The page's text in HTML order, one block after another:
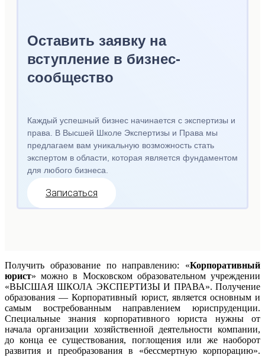
Оставить заявку на
вступление в бизнес-
сообщество
Каждый успешный бизнес начинается с экспертизы и
права. В Высшей Школе Экспертизы и Права мы
предлагаем вам уникальную возможность стать
экспертом в области, которая является фундаментом
для любого бизнеса.
Записаться
Получить образование по направлению: «Корпоративный
юрист» можно в Московском образовательном учреждении
«ВЫСШАЯ ШКОЛА ЭКСПЕРТИЗЫ И ПРАВА». Получение
образования — Корпоративный юрист, является основным и
самым востребованным направлением юриспруденции.
Специальные знания корпоративного юриста нужны от
начала организации хозяйственной деятельности компании,
до конца ее существования, поглощения или же наоборот
развития и преобразования в «бессмертную корпорацию».